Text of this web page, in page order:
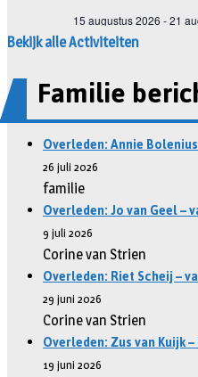
Bekijk alle Activiteiten
Familie
Overleden: Annie
26 juli 2026
familie
Overleden: Jo van Geel –
9 juli 2026
Corine van Strien
Overleden: Riet Scheij –
29 juni 2026
Corine van Strien
Overleden: Zus van Kuijk
19 juni 2026